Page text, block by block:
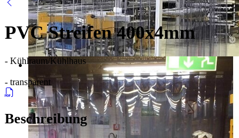
PVC Streifen 400x4mm
- Kühlraum/Kühlhaus
- transparent
Beschreibung